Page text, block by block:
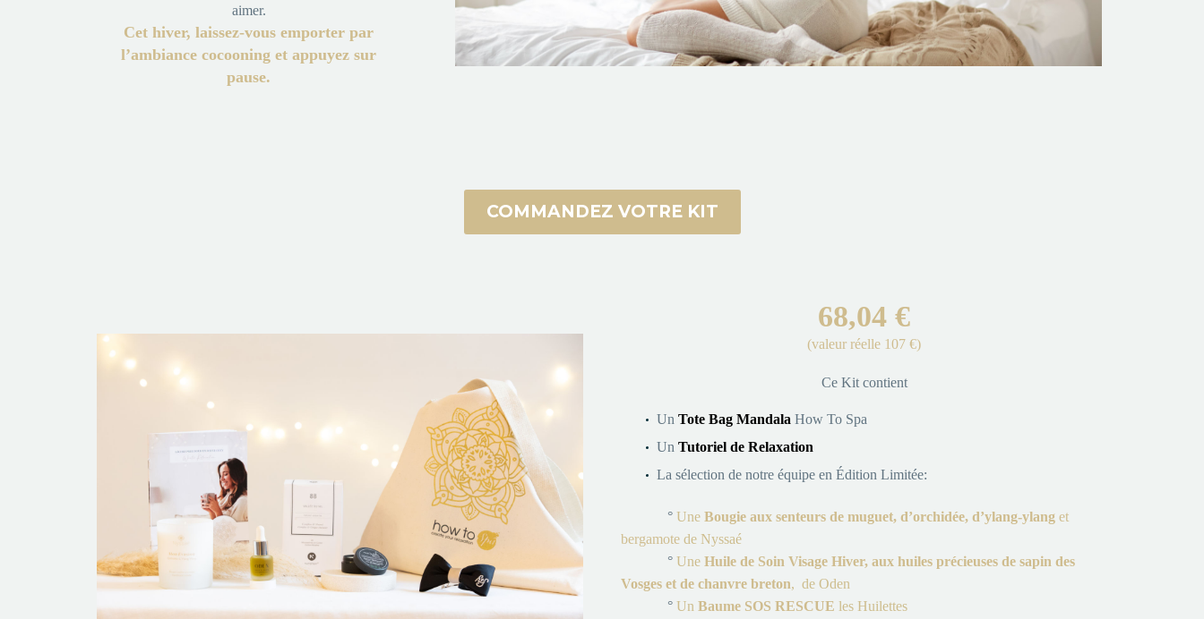
aimer.
Cet hiver, laissez-vous emporter par
l’ambiance cocooning etappuyez sur
pause.
COMMANDEZ VOTRE KIT
68,04 €
(valeur réelle 107 €)
Ce Kit contient
Un Tote Bag Mandala How To Spa
Un Tutoriel de Relaxation
La sélection de notre équipe en Édition Limitée:
° Une Bougie aux senteurs de muguet, d’orchidée, d’ylang-ylang et
bergamote de Nyssaé
° Une Huile de Soin Visage Hiver, aux huiles précieuses de sapin des
Vosges et de chanvre breton, de Oden
° Un Baume SOS RESCUE les Huilettes